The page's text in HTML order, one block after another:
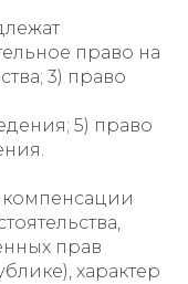
право на
3) право
5) право
прав
характер